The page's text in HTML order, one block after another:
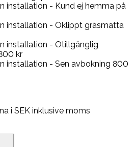
installation - Kund ej hemma på
installation - Oklippt gräsmatta
installation - Otillgänglig
kr
installation - Sen avbokning 800
i SEK inklusive moms